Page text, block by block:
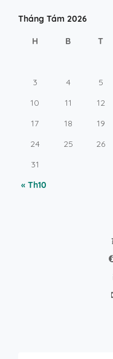
Tháng Tám 2026
H B T
« Th10
3
4 5
10
11 12
17
18 19
24
25 26
31